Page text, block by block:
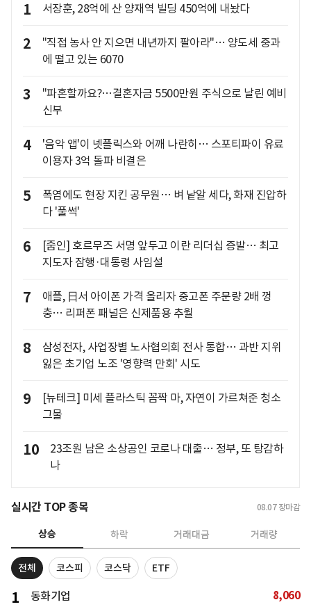
1 서장훈, 28억에 산 양재역 빌딩 450억에 내놨다
2
"직접 농사 안 지으면 내년까지 팔아라"… 양도세 중과
에 떨고 있는 6070
3
"파혼할까요?…결혼자금 5500만원 주식으로 날린 예비
신부
4
'음악 앱'이 넷플릭스와 어깨 나란히… 스포티파이 유료
이용자 3억 돌파 비결은
5
폭염에도 현장 지킨 공무원… 벼 낱알 세다, 화재 진압하
다 '풀썩'
6
[줌인] 호르무즈 서명 앞두고 이란 리더십 증발… 최고
지도자 잠행·대통령 사임설
7
애플, 日서 아이폰 가격 올리자 중고폰 주문량 2배 껑
충… 리퍼폰 패널은 신제품용 추월
8
삼성전자, 사업장별 노사협의회 전사 통합… 과반 지위
잃은 초기업 노조 '영향력 만회' 시도
9
[뉴테크] 미세 플라스틱 꼼짝 마, 자연이 가르쳐준 청소
그물
10
23조원 남은 소상공인 코로나 대출… 정부, 또 탕감하
나
실시간 TOP 종목 08.07 장마감
상승 하락 거래대금 거래량
전체 코스피 코스닥 ETF
1 동화기업 8,060